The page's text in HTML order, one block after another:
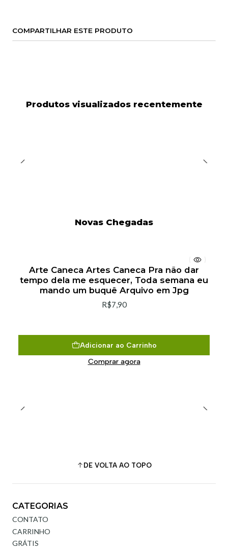
COMPARTILHAR ESTE PRODUTO
Produtos visualizados recentemente
Novas Chegadas
Arte Caneca Artes Caneca Pra não dar
tempo dela me esquecer, Toda semana eu
mando um buquê Arquivo em Jpg
R$7,90
Adicionar ao Carrinho
Comprar agora
DE VOLTA AO TOPO
CATEGORIAS
CONTATO
CARRINHO
GRÁTIS